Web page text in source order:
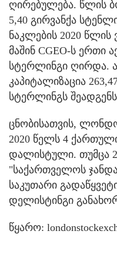
ღირებულება. წლის
5,40 გირვანქა
ნაკლების 2020
მაშინ CGEO-ს ერთი
სტერლინგი ღირდა.
კაპიტალიზაცია
სტერლინგს
ცნობისათვის,
2020 წელს 4
დალისტული. თუმცა
"საქართველოს
საკუთარი
დელისტინგი
წყარო: